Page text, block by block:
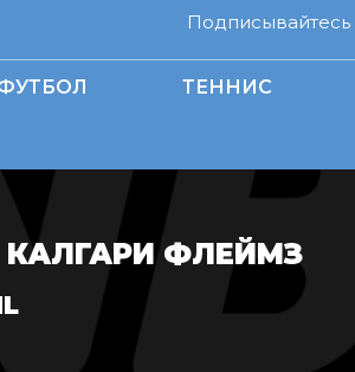
Подписывайтесь
ТЕННИС
ФЛЕЙМЗ